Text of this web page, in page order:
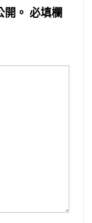
。 必填欄